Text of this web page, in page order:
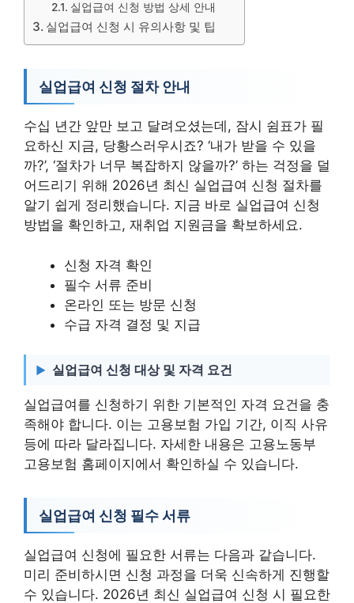
실업급여 신청 방법 상세 안내
실업급여 신청 시 유의사항 및 팁
실업급여 신청 절차 안내
수십 년간 앞만 보고 달려오셨는데, 잠시 쉼표가 필
요하신 지금, 당황스러우시죠? ‘내가 받을 수 있을
까?’, ‘절차가 너무 복잡하지 않을까?’ 하는 걱정을 덜
어드리기 위해 2026년 최신 실업급여 신청 절차를
알기 쉽게 정리했습니다. 지금 바로 실업급여 신청
방법을 확인하고, 재취업 지원금을 확보하세요.
신청 자격 확인
필수 서류 준비
온라인 또는 방문 신청
수급 자격 결정 및 지급
실업급여 신청 대상 및 자격 요건
실업급여를 신청하기 위한 기본적인 자격 요건을 충
족해야 합니다. 이는 고용보험 가입 기간, 이직 사유
등에 따라 달라집니다. 자세한 내용은 고용노동부
고용보험 홈페이지에서 확인하실 수 있습니다.
실업급여 신청 필수 서류
실업급여 신청에 필요한 서류는 다음과 같습니다.
미리 준비하시면 신청 과정을 더욱 신속하게 진행할
수 있습니다. 2026년 최신 실업급여 신청 시 필요한